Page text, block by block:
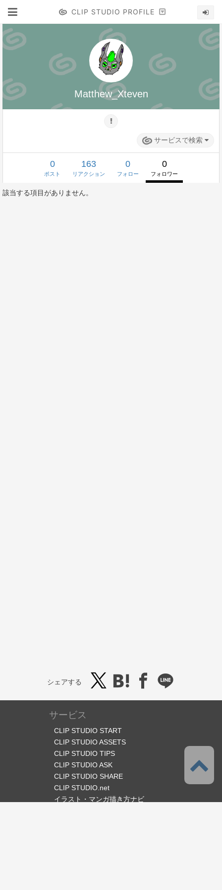
CLIP STUDIO PROFILE
Matthew_Xteven
サービスで検索
0
ポスト
163
リアクション
0
フォロー
0
フォロワー
該当する項目がありません。
シェアする
サービス
CLIP STUDIO START
CLIP STUDIO ASSETS
CLIP STUDIO TIPS
CLIP STUDIO ASK
CLIP STUDIO SHARE
CLIP STUDIO.net
イラスト・マンガ描き方ナビ